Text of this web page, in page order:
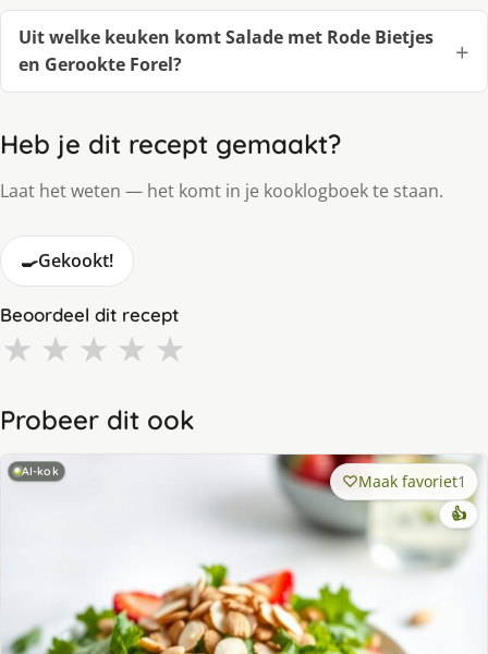
Uit welke keuken komt Salade met Rode Bietjes
en Gerookte Forel?
Heb je dit recept gemaakt?
Laat het weten — het komt in je kooklogboek te staan.
🍳Gekookt!
Beoordeel dit recept
★ ★ ★ ★ ★
Probeer dit ook
AI-kok Maak favoriet1
👍